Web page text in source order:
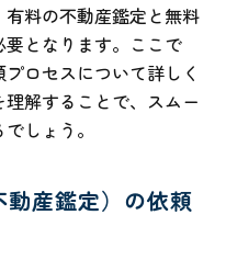
料の不動産鑑定と無料
となります。ここで
ロセスについて詳しく
解することで、スムー
しょう。
産鑑定）の依頼